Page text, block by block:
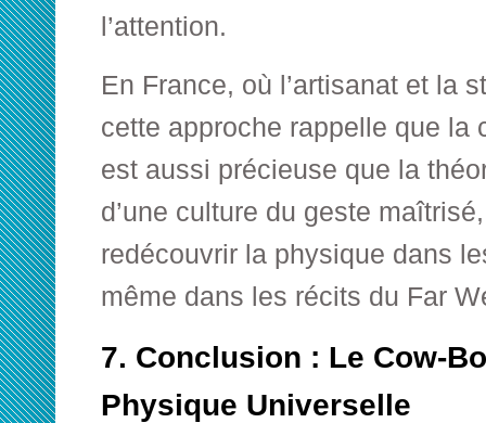
l’attention.
En France, où l’artisanat et la
cette approche rappelle que la
est aussi précieuse que la
d’une culture du geste
redécouvrir la physique dans
même dans les récits du Far
7. Conclusion : Le Cow-
Physique Universelle